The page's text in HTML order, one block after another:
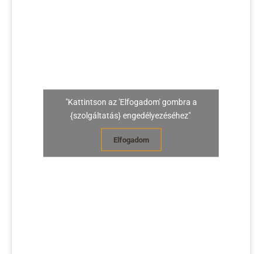
"Kattintson az 'Elfogadom' gombra a
{szolgáltatás} engedélyezéséhez"
Elfogadom